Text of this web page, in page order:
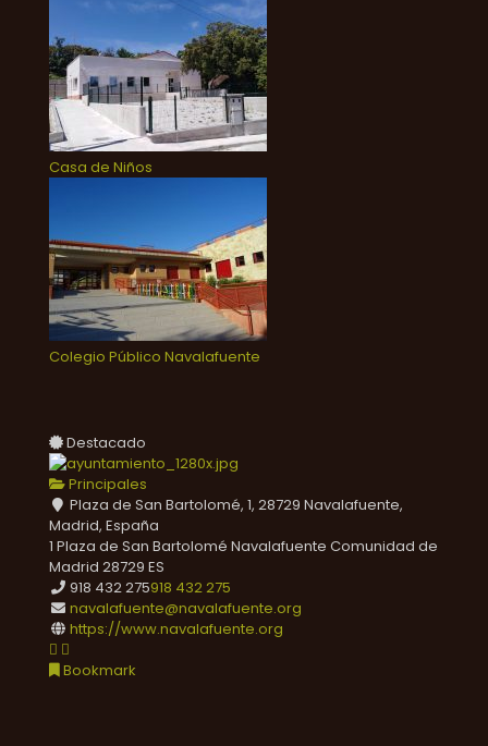
Casa de Niños
Colegio Público Navalafuente
Destacado
Principales
Plaza de San Bartolomé, 1, 28729 Navalafuente,
Madrid, España
1 Plaza de San Bartolomé Navalafuente Comunidad de
Madrid 28729 ES
918 432 275918 432 275
navalafuente@navalafuente.org
https://www.navalafuente.org
Bookmark